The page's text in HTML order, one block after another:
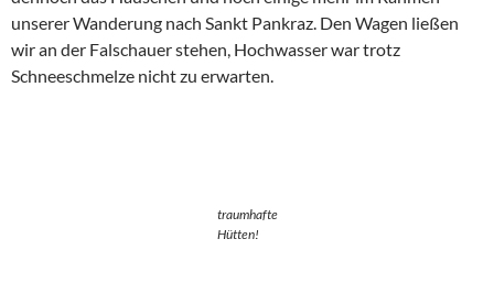
unserer Wanderung nach Sankt Pankraz. Den Wagen ließen
wir an der Falschauer stehen, Hochwasser war trotz
Schneeschmelze nicht zu erwarten.
traumhafte
Hütten!